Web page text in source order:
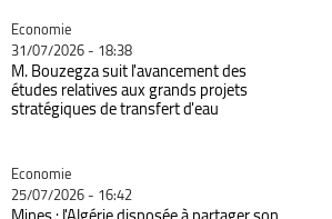
Catégorie
Economie
31/07/2026 - 18:38
M. Bouzegza suit l'avancement des
études relatives aux grands projets
stratégiques de transfert d'eau
Catégorie
Economie
25/07/2026 - 16:42